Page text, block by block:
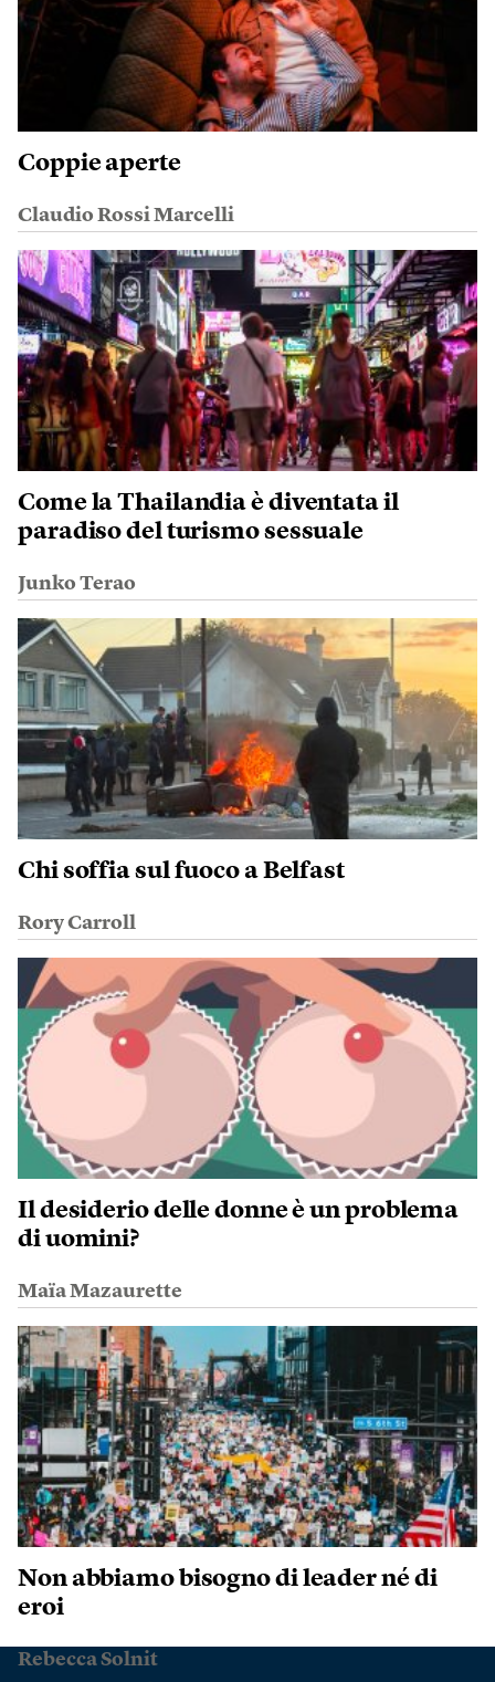
Coppie aperte
Claudio Rossi Marcelli
Come la Thailandia è diventata il
paradiso del turismo sessuale
Junko Terao
Chi soffia sul fuoco a Belfast
Rory Carroll
Il desiderio delle donne è un problema
di uomini?
Maïa Mazaurette
Non abbiamo bisogno di leader né di
eroi
Rebecca Solnit